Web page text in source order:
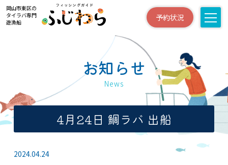
岡山市東区の
タイラバ専門
遊漁船
予約状況
お知らせ
News
4月24日 鯛ラバ 出船
2024.04.24